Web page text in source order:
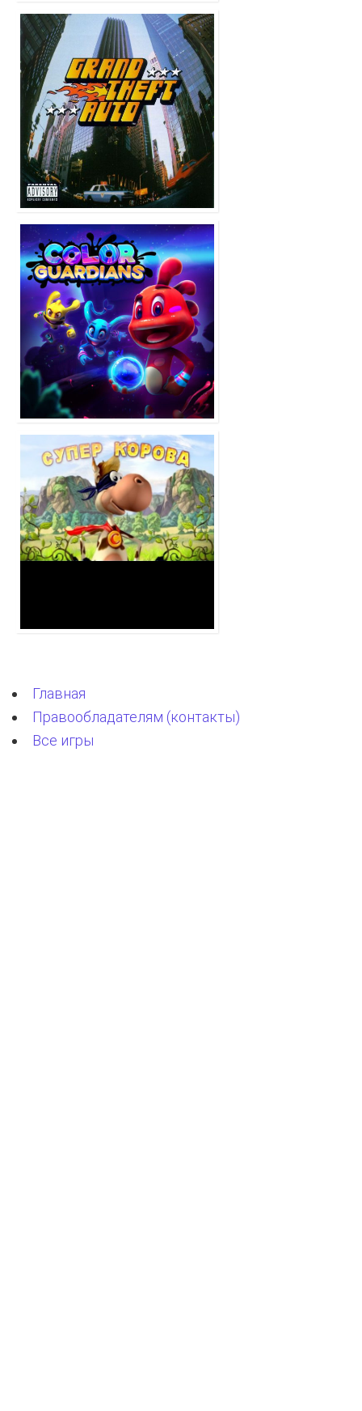
Главная
Правообладателям (контакты)
Все игры